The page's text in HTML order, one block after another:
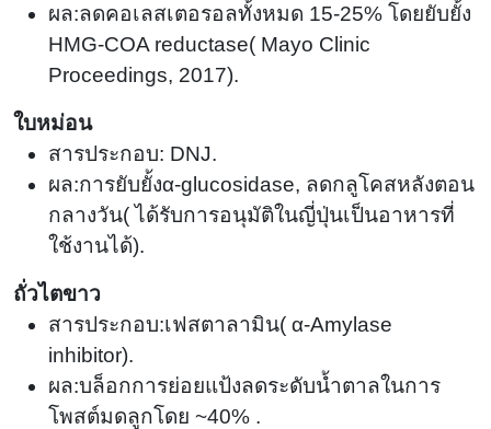
ผล:ลดคอเลสเตอรอลทั้งหมด 15-25% โดยยับยั้ง
HMG-COA reductase( Mayo Clinic
Proceedings, 2017).
ใบหม่อน
สารประกอบ: DNJ.
ผล:การยับยั้งα-glucosidase, ลดกลูโคสหลังตอน
กลางวัน( ได้รับการอนุมัติในญี่ปุ่นเป็นอาหารที่
ใช้งานได้).
ถั่วไตขาว
สารประกอบ:เฟสตาลามิน( α-Amylase
inhibitor).
ผล:บล็อกการย่อยแป้งลดระดับน้ำตาลในการ
โพสต์มดลูกโดย ~40% .